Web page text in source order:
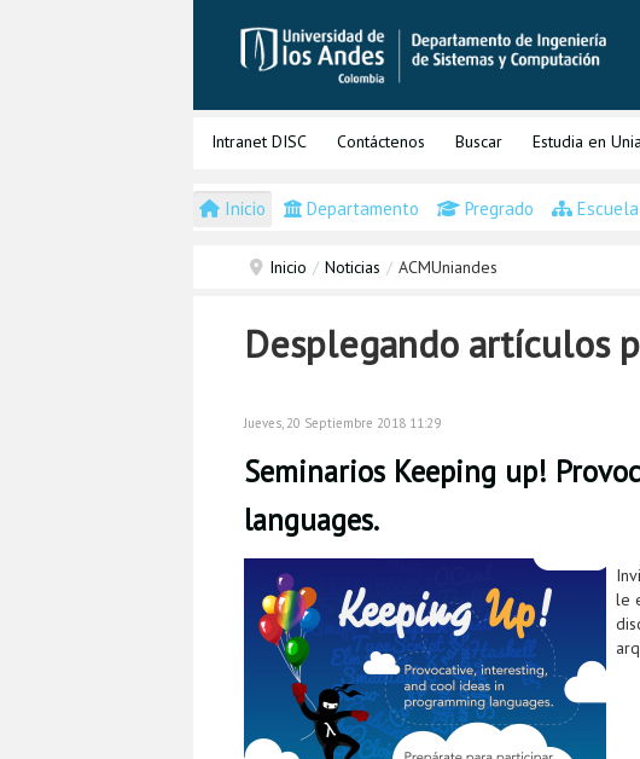
Intranet DISC Contáctenos Buscar Estudia en
Inicio Departamento Pregrado
Inicio / Noticias / ACMUniandes
Desplegando artículos
Jueves, 20 Septiembre 2018 11:29
Seminarios Keeping up!
languages.
le